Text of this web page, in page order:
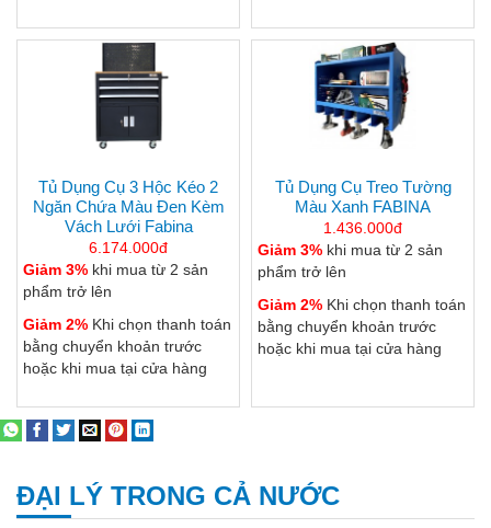
Tủ Dụng Cụ 3 Hộc Kéo 2
Ngăn Chứa Màu Đen Kèm
Vách Lưới Fabina
6.174.000đ
Giảm 3% khi mua từ 2 sản
phẩm trở lên
Giảm 2% Khi chọn thanh toán
bằng chuyển khoản trước
hoặc khi mua tại cửa hàng
Tủ Dụng Cụ Treo Tường
Màu Xanh FABINA
1.436.000đ
Giảm 3% khi mua từ 2 sản
phẩm trở lên
Giảm 2% Khi chọn thanh toán
bằng chuyển khoản trước
hoặc khi mua tại cửa hàng
ĐẠI LÝ TRONG CẢ NƯỚC